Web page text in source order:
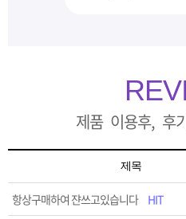
제품 이용후, 후
제목
항상구매하여 쟌쓰고있습니다 HIT